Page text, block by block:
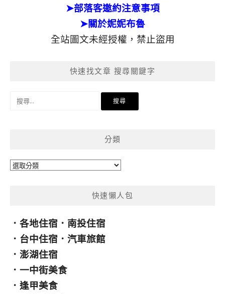
➤部落客邀約注意事項
➤關於妮妮布魯
全站圖文未經授權，禁止盜用
快速找文章 搜尋關鍵字
分類
分
快速懶人包
． 各地住宿 ． 南投住宿
． 台中住宿 ． 汽車旅館
． 澎湖住宿
． 一中街美食
． 逢甲美食